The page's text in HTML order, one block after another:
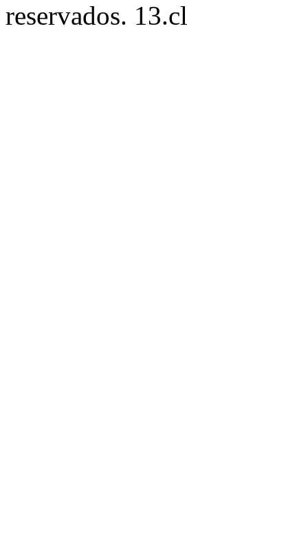
reservados. 13.cl